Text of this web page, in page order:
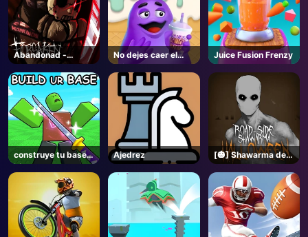
Abandonad -
Roblox
No dejes caer el
grimace
Juice Fusion Frenzy
construye tu base
⚔️ - Roblox
Ajedrez
[🎃] Shawarma del
Lado de la
Carretera
[HORROR] - Roblox